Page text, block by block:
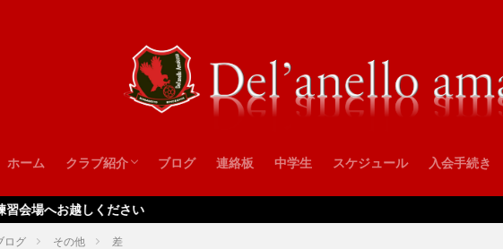
ホーム クラブ紹介
スタッフ
ブログ 連絡板 中学生 スケジュール 入会手続き
ください
ログ その他 差